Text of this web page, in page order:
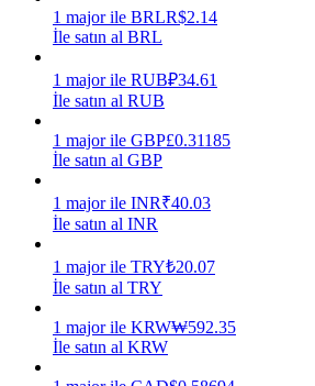
Power Piggy
Günlük rekabetçi ödüller kazanın
1 major ile BRLR$2.14
İle satın al BRL
1 major ile RUB₽34.61
İle satın al RUB
1 major ile GBP£0.31185
İle satın al GBP
1 major ile INR₹40.03
İle satın al INR
1 major ile TRY₺20.07
İle satın al TRY
1 major ile KRW₩592.35
İle satın al KRW